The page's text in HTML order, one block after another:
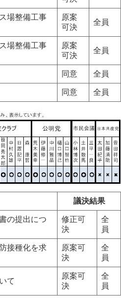
場整備工事
原案
可決
全員
場整備工事
原案
可決
全員
同意 全員
同意 全員
議決結果
の提出につ
修正可
決
全
員
接種化を求
原案可
決
全
員
て
原案可
決
全
員